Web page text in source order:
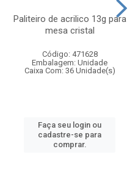
Paliteiro de acrilico 13g para
mesa cristal
Código: 471628
Embalagem: Unidade
Caixa Com: 36 Unidade(s)
Faça seu login ou
cadastre-se para
comprar.